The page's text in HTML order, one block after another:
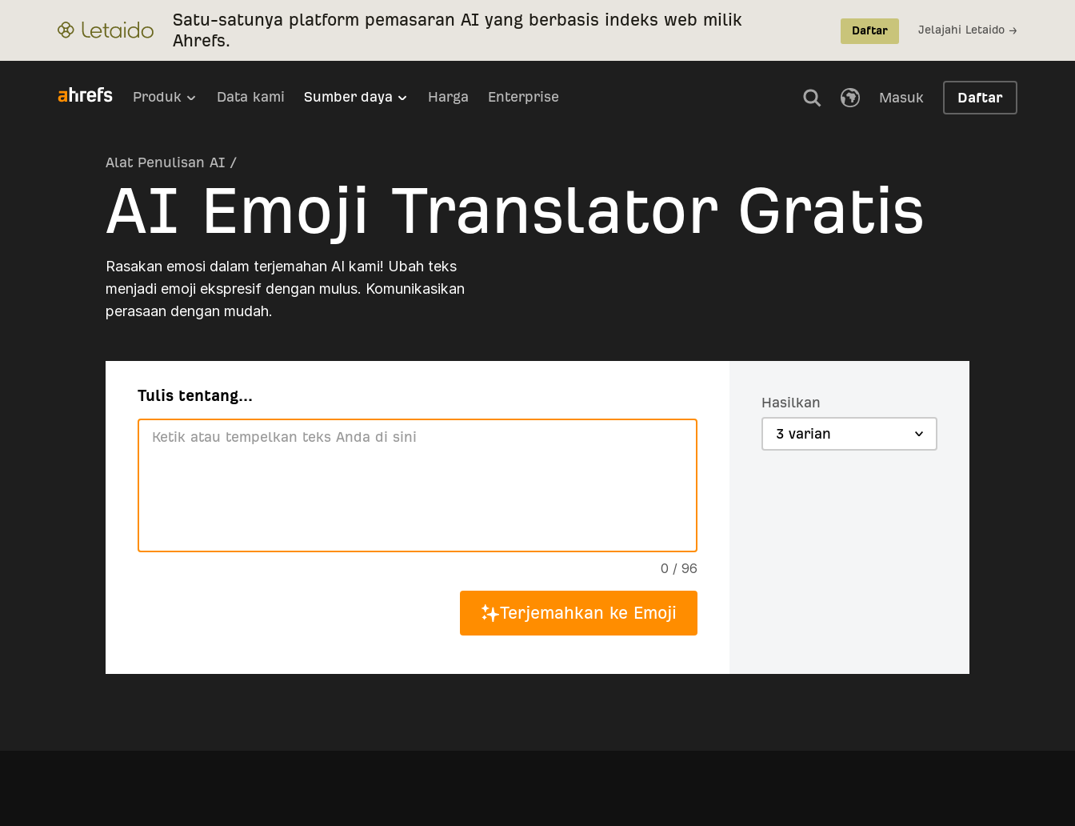
Satu-satunya platform pemasaran AI yang berbasis indeks web milik
Ahrefs.
Daftar Jelajahi Letaido →
Produk Data kami Sumber daya Harga Enterprise Masuk Daftar
Alat Penulisan AI /
AI Emoji Translator Gratis
Rasakan emosi dalam terjemahan AI kami! Ubah teks
menjadi emoji ekspresif dengan mulus. Komunikasikan
perasaan dengan mudah.
Tulis tentang...
0 / 96
Terjemahkan ke Emoji
Hasilkan
3 varian